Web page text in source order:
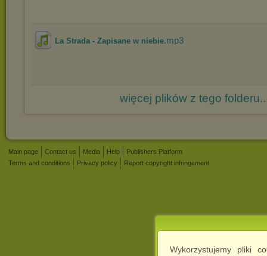
Wykorzystujemy pliki
La Strada - Zapisane w niebie.mp3
więcej plików z tego
Main page Contact us Media Help
Publishers Platform
Terms and conditions
Privacy policy Report copyright infringement